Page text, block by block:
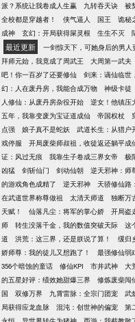
派？系统让我卷成人生赢
九转吞天诀 被
全校都是穿越者！
侠气逼人 国王 诡秘
成神
玄幻：开局获得屎灵根 生生不灭
最近更新 一剑惊天下，可她身后的男人
拜师元始，我竟成了周武王
大周第一武夫
吧！你一百岁了还要修仙
剑来：谪仙临世
幻：人在废丹房，我能合成万物
神级卡徒
人修仙：从废丹房杂役开始
逆女！他镇压
五年，我靠变废为宝证道成仙
帝国权杖
点强
娘子真不是蛇妖 武道长生：从猎户
戏停服
开局废柴师叔祖，收徒返还躺平成
证：风过无痕
我靠生子卷成三界女帝 极
凶猛
剑斩仙门 剑动仙朝 逆天邪神：师
的游戏角色成精了
逆天邪神 天骄修仙路
在武道世界称尊做祖
太清天师道 独断万
天赋！
仙落凡尘：将军的掌心娇 开局盗
师
转生没落千金，我的数值突破天际 这
道
洪荒：这三界，还是朕说了算！ 缓归
娇师尊：我的徒儿又想跑了！
最强修仙弱
356个暗蚀的童话
修仙KPI 市井武神 大
的五星好评：绩效她甜爆三界
修炼废柴闯
国
双修万界 九霄雷脉：全宗门团宠 武
局获得应龙血脉
混沌：创世神的偏宠 第